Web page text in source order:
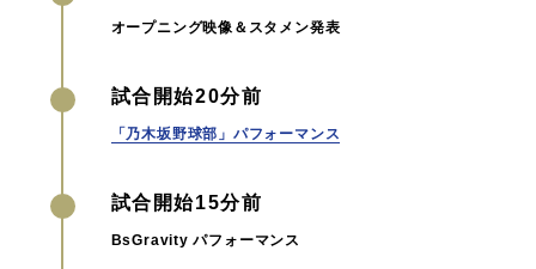
オープニング映像＆ スタメン発表
試合開始20分前
「乃木坂野球部」パフォーマンス
試合開始15分前
BsGravity パフォーマンス